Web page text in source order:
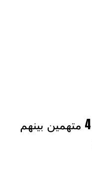
عمليات بغداد: القبض على 4 متهمين بينهم